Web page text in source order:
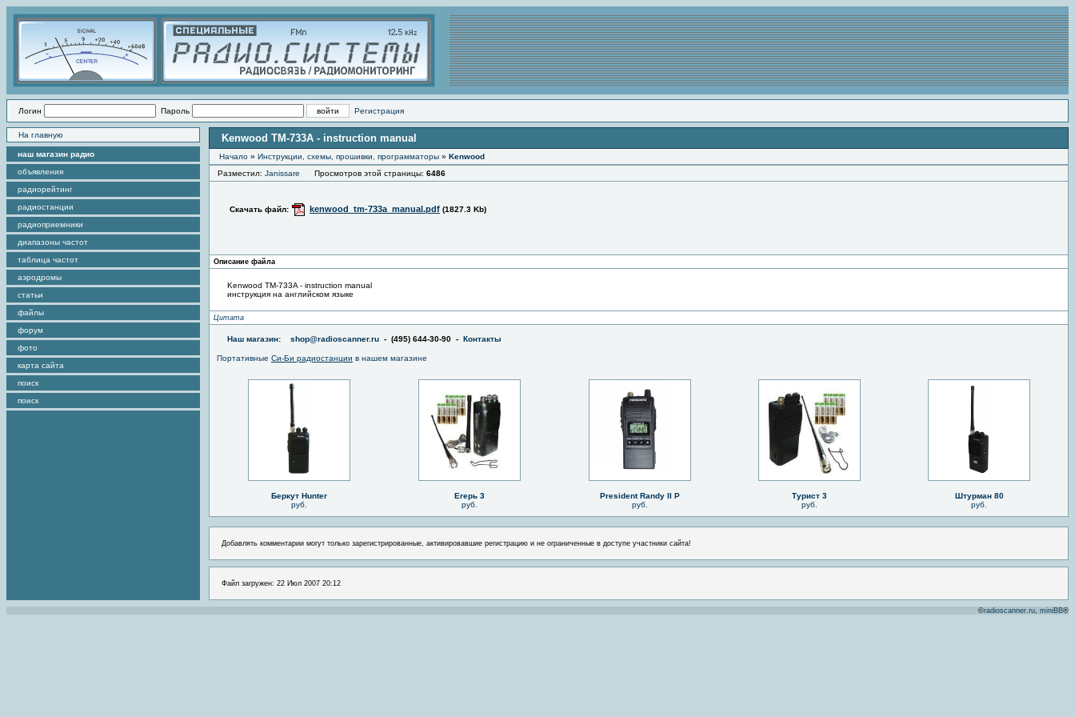
Логин Пароль Регистрация
На главную
наш магазин радио
объявления
радиорейтинг
радиостанции
радиоприемники
диапазоны частот
таблица частот
аэродромы
статьи
файлы
форум
фото
карта сайта
поиск
поиск
Kenwood TM-733A - instruction manual
Начало » Инструкции, схемы, прошивки, программаторы » Kenwood
Разместил: Janissare Просмотров этой страницы: 6486
Скачать файл: kenwood_tm-733a_manual.pdf (1827.3 Kb)
Описание файла
Kenwood TM-733A - instruction manual
инструкция на английском языке
Цитата
Наш магазин: shop@radioscanner.ru - (495) 644-30-90 - Контакты
Портативные Си-Би радиостанции в нашем магазине
Беркут Hunter
руб.
Егерь 3
руб.
President Randy II P
руб.
Турист 3
руб.
Штурман 80
руб.
Добавлять комментарии могут только зарегистрированные, активировавшие регистрацию и не ограниченные в доступе участники сайта!
Файл загружен: 22 Июл 2007 20:12
©radioscanner.ru, miniBB®